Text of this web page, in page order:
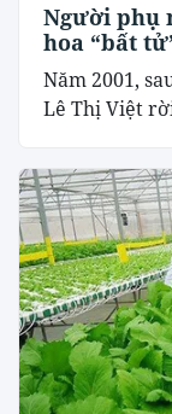
Người phụ
hoa “bất
Năm 2001,
Lê Thị Việt